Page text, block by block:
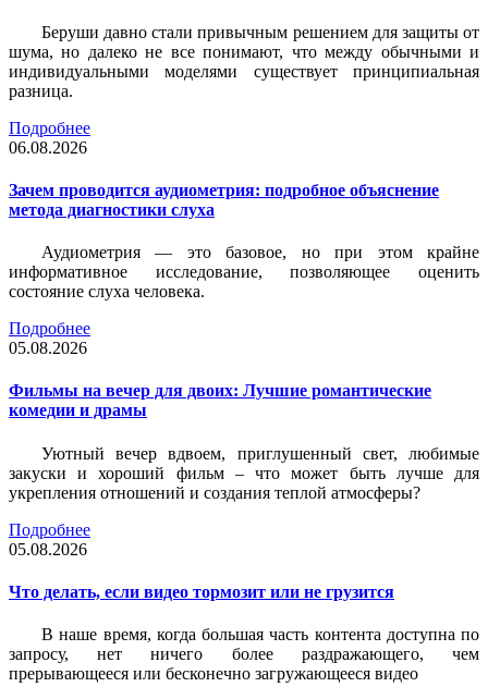
Беруши давно стали привычным решением для защиты от
шума, но далеко не все понимают, что между обычными и
индивидуальными моделями существует принципиальная
разница.
Подробнее
06.08.2026
Зачем проводится аудиометрия: подробное объяснение
метода диагностики слуха
Аудиометрия — это базовое, но при этом крайне
информативное исследование, позволяющее оценить
состояние слуха человека.
Подробнее
05.08.2026
Фильмы на вечер для двоих: Лучшие романтические
комедии и драмы
Уютный вечер вдвоем, приглушенный свет, любимые
закуски и хороший фильм – что может быть лучше для
укрепления отношений и создания теплой атмосферы?
Подробнее
05.08.2026
Что делать, если видео тормозит или не грузится
В наше время, когда большая часть контента доступна по
запросу, нет ничего более раздражающего, чем
прерывающееся или бесконечно загружающееся видео